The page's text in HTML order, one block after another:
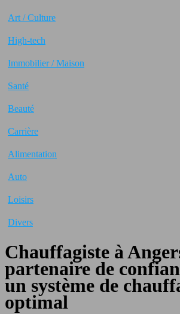
Art / Culture
High-tech
Immobilier / Maison
Santé
Beauté
Carrière
Alimentation
Auto
Loisirs
Divers
Chauffagiste à
partenaire de
un système de
optimal